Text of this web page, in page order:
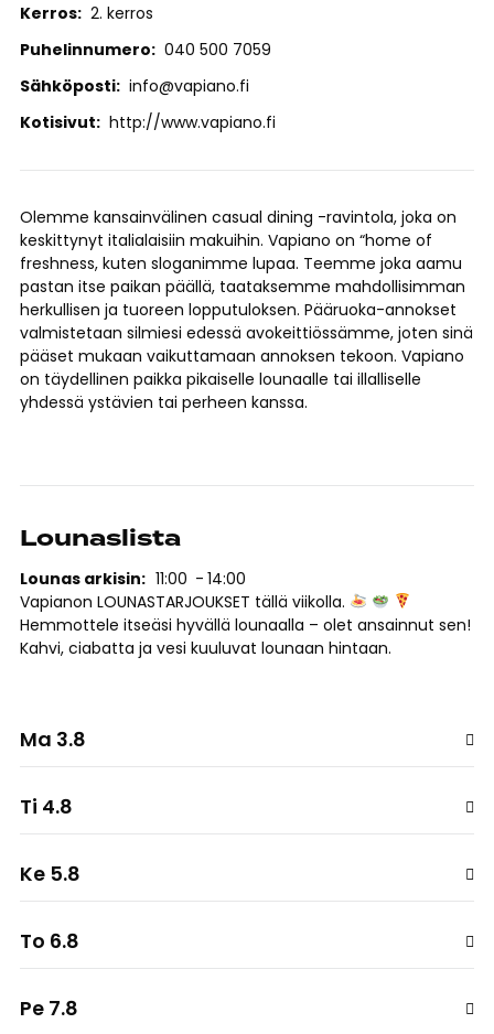
Kerros 2. kerros
Puhelinnumero
040 500 7059
Sähköposti info@vapiano.fi
Kotisivut
http://www.vapiano.fi
Olemme kansainvälinen casual dining -ravintola, joka on
keskittynyt italialaisiin makuihin. Vapiano on “home of
freshness, kuten sloganimme lupaa. Teemme joka aamu
pastan itse paikan päällä, taataksemme mahdollisimman
herkullisen ja tuoreen lopputuloksen. Pääruoka-annokset
valmistetaan silmiesi edessä avokeittiössämme, joten sinä
pääset mukaan vaikuttamaan annoksen tekoon. Vapiano
on täydellinen paikka pikaiselle lounaalle tai illalliselle
yhdessä ystävien tai perheen kanssa.
Lounaslista
Lounas arkisin 11:00
14:00
Vapianon LOUNASTARJOUKSET tällä viikolla.
Hemmottele itseäsi hyvällä lounaalla – olet ansainnut sen!
Kahvi, ciabatta ja vesi kuuluvat lounaan hintaan.
Ma 3.8
Ti 4.8
Ke 5.8
To 6.8
Pe 7.8